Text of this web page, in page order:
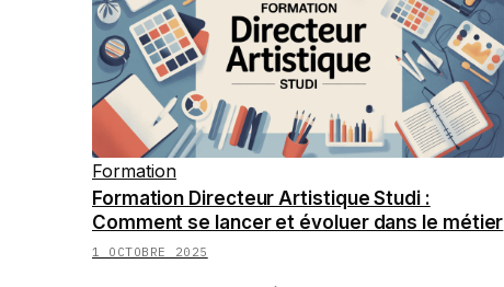
Formation
Formation Directeur Artistique Studi :
Comment se lancer et évoluer dans le métier
1 OCTOBRE 2025